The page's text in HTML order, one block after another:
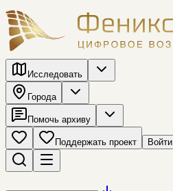
Исследовать
Города
Помочь архиву
Поддержать проект Войти